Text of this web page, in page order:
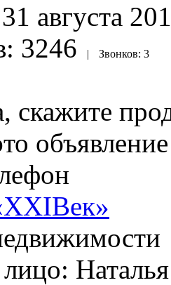
31 августа
3246 | Звонков: 3
скажите
лицо: